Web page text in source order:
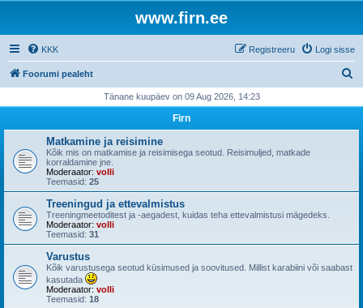
www.firn.ee
KKK Logi sisse
Registreeru
Foorumi pealeht
i
Tänane kuupäev on 09 Aug 2026, 14:23
Firn
Matkamine ja reisimine
Kõik mis on matkamise ja reisimisega seotud. Reisimuljed, matkade
korraldamine jne.
Moderaator: volli
Teemasid: 25
Treeningud ja ettevalmistus
Treeningmeetoditest ja -aegadest, kuidas teha ettevalmistusi mägedeks.
Moderaator: volli
Teemasid: 31
Varustus
Kõik varustusega seotud küsimused ja soovitused. Millist karabiini või saabast
kasutada
Moderaator: volli
Teemasid: 18